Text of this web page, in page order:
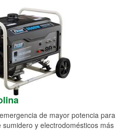
de mayor potencia para
y electrodomésticos más